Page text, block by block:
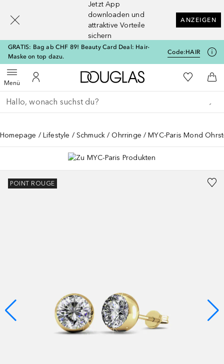
Jetzt App
downloaden und
attraktive Vorteile
sichern
ANZEIGEN
GRATIS: Bag ab CHF 89! Beauty Card Deal: Hair-
Maske on top dazu.
Code:HAIR
MenüMenü öffnenZu Meinem Kundenkonto
Zur Douglas Startseite
Zu Meiner
Gehe zurück
Suche ausführen
Homepage Lifestyle Schmuck Ohrringe MYC-Paris Mond
POINT ROUGE
[navigation.slideout.screenreader]